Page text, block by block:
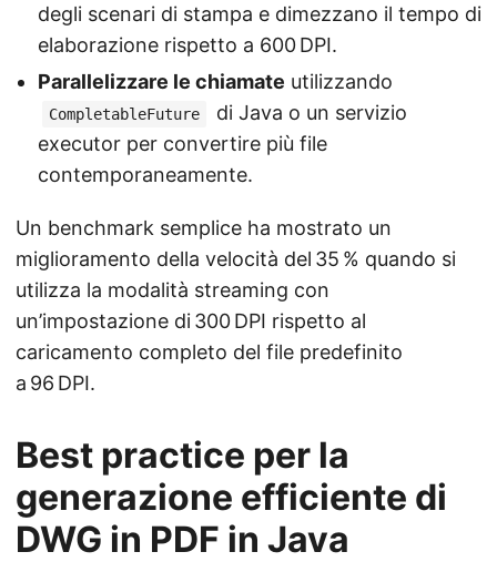
degli scenari di stampa e dimezzano il tempo di
elaborazione rispetto a 600 DPI.
Parallelizzare le chiamate utilizzando
CompletableFuture
di Java o un servizio
executor per convertire più file
contemporaneamente.
Un benchmark semplice ha mostrato un
miglioramento della velocità del 35 % quando si
utilizza la modalità streaming con
un’impostazione di 300 DPI rispetto al
caricamento completo del file predefinito
a 96 DPI.
Best practice per la
generazione efficiente di
DWG in PDF in Java